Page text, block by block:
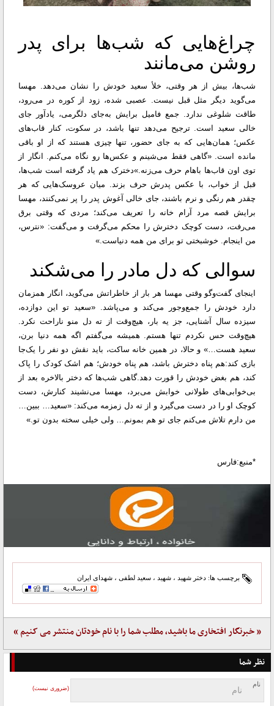
چراغ‌هایی که شب‌ها برای پدر
روشن می‌مانند
شب‌ها، بیش از هر وقتی، خلأ سعید خودش را نشان می‌دهد. مهسا
می‌گوید دیگر مثل قبل نیست. عصبی شده، زود از کوره در می‌رود،
طاقت شلوغی ندارد. جمع فامیل برایش به‌جای دلگرمی، یادآور جای
خالی سعید است. ترجیح می‌دهد تنها باشد، در سکوت، کنار قاب‌های
عکس؛ همان‌هایی که به ‌جای حضور، تنها چیزی هستند که از او باقی
مانده است. «گاهی فقط می‌شینم و عکس‌ها رو نگاه می‌کنم. انگار از
توی اون قاب‌ها باهام حرف می‌زنه.»دخترک هم یاد گرفته است شب‌ها،
قبل از خواب، با عکس پدرش حرف بزند. میان عروسک‌هایی که هر
چقدر هم رنگی و نرم باشند، جای خالی آغوش پدر را پر نمی‌کنند، مهسا
برایش قصه مرد آرام خانه را تعریف می‌کند؛ مردی که وقتی برق
می‌رفت، دست کوچک دخترش را محکم می‌گرفت و می‌گفت: «نترس،
من اینجام. خوشبختی تو برای من همه دنیاست.»
سوالی که دل مادر را می‌شکند
اینجای گفت‌وگو وقتی مهسا هر بار از خاطراتش می‌گوید، انگار همزمان
دارد خودش را جمع‌وجور می‌کند و می‌پاشد. «سعید تو این دوازده،
سیزده سال آشنایی، جز یه بار، هیچ‌وقت از ته دل منو ناراحت نکرد.
هیچ‌وقت حس نکردم تنها هستم. همیشه می‌گفتم اگه همه دنیا برن،
سعید هست…» و حالا، در همین خانه‌ ساکت، باید نقش دو نفر را یک‌جا
بازی کند:هم پناه دخترش باشد، هم پناه خودش؛ هم اشک کودک را پاک
کند، هم بغض خودش را قورت دهد.گاهی شب‌ها که دختر بالاخره بعد از
بی‌خوابی‌های طولانی خوابش می‌برد، مهسا می‌نشیند کنارش، دست
کوچک او را در دست می‌گیرد و از ته دل زمزمه می‌کند: «سعید… ببین…
من دارم تلاش می‌کنم جای تو هم بمونم… ولی خیلی سخته بدون تو.»
*منبع:فارس
برچسب ها: دختر شهید ، شهید ، سعید لطفی ، شهدای ایران
« خبرنگار افتخاری ما باشید، مطلب شما را با نام خودتان منتشر می کنیم »
نظر شما
نام
(ضروری نیست)